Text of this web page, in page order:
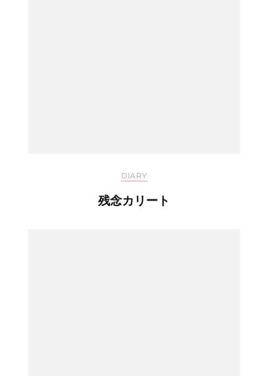
DIARY
残念カリート